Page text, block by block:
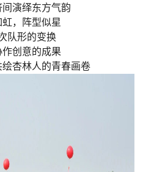
间演绎东方气韵
，阵型似星
队形的变换
作创意的成果
绘杏林人的青春画卷